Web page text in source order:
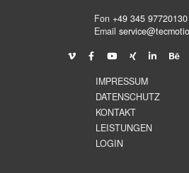
Fon +49 345 97720130
Email
IMPRESSUM
DATENSCHUTZ
KONTAKT
LEISTUNGEN
LOGIN